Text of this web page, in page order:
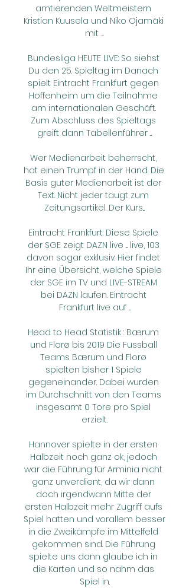
amtierenden Weltmeistern
Kristian Kuusela und Niko Ojamäki
mit …
Bundesliga HEUTE LIVE: So siehst
Du den 25. Spieltag im Danach
spielt Eintracht Frankfurt gegen
Hoffenheim um die Teilnahme
am internationalen Geschäft.
Zum Abschluss des Spieltags
greift dann Tabellenführer ...
Wer Medienarbeit beherrscht,
hat einen Trumpf in der Hand. Die
Basis guter Medienarbeit ist der
Text. Nicht jeder taugt zum
Zeitungsartikel. Der Kurs...
Eintracht Frankfurt: Diese Spiele
der SGE zeigt DAZN live ... live, 103
davon sogar exklusiv. Hier findet
Ihr eine Übersicht, welche Spiele
der SGE im TV und LIVE-STREAM
bei DAZN laufen. Eintracht
Frankfurt live auf ...
Head to Head Statistik : Bærum
und Florø bis 2019 Die Fussball
Teams Bærum und Florø
spielten bisher 1 Spiele
gegeneinander. Dabei wurden
im Durchschnitt von den Teams
insgesamt 0 Tore pro Spiel
erzielt.
Hannover spielte in der ersten
Halbzeit noch ganz ok, jedoch
war die Führung für Arminia nicht
ganz unverdient, da wir dann
doch irgendwann Mitte der
ersten Halbzeit mehr Zugriff aufs
Spiel hatten und vorallem besser
in die Zweikämpfe im Mittelfeld
gekommen sind. Die Führung
spielte uns dann glaube ich in
die Karten und so nahm das
Spiel in.